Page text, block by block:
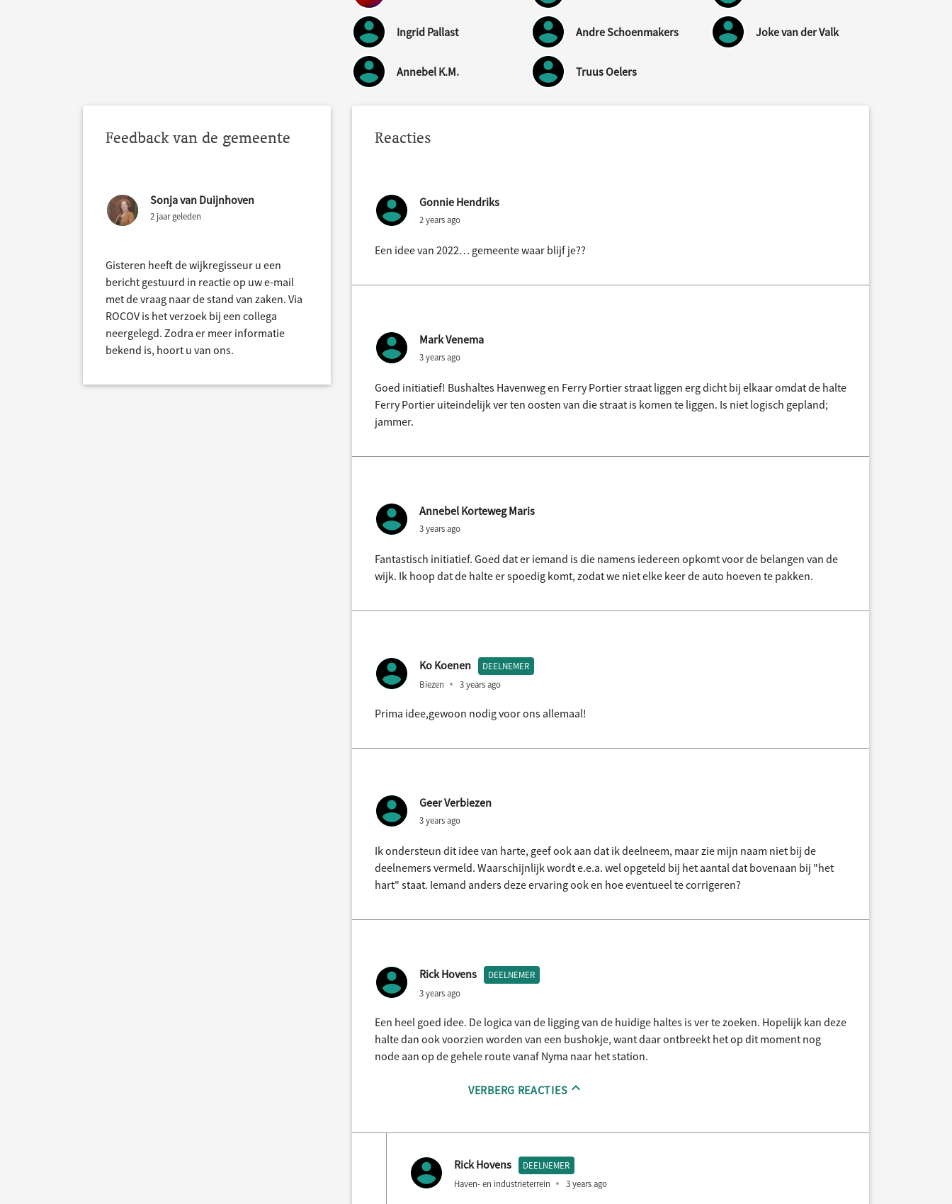
Ingrid Pallast Andre Schoenmakers Joke van der Valk
Annebel K.M. Truus Oelers
Feedback van de gemeente
Sonja van Duijnhoven
2 jaar geleden
Gisteren heeft de wijkregisseur u een
bericht gestuurd in reactie op uw e-mail
met de vraag naar de stand van zaken. Via
ROCOV is het verzoek bij een collega
neergelegd. Zodra er meer informatie
bekend is, hoort u van ons.
Reacties
Gonnie Hendriks
2 years ago
Een idee van 2022… gemeente waar blijf je??
Mark Venema
3 years ago
Goed initiatief! Bushaltes Havenweg en Ferry Portier straat liggen erg dicht bij elkaar omdat de halte
Ferry Portier uiteindelijk ver ten oosten van die straat is komen te liggen. Is niet logisch gepland;
jammer.
Annebel Korteweg Maris
3 years ago
Fantastisch initiatief. Goed dat er iemand is die namens iedereen opkomt voor de belangen van de
wijk. Ik hoop dat de halte er spoedig komt, zodat we niet elke keer de auto hoeven te pakken.
Ko Koenen DEELNEMER
Biezen 3 years ago
Prima idee,gewoon nodig voor ons allemaal!
Geer Verbiezen
3 years ago
Ik ondersteun dit idee van harte, geef ook aan dat ik deelneem, maar zie mijn naam niet bij de
deelnemers vermeld. Waarschijnlijk wordt e.e.a. wel opgeteld bij het aantal dat bovenaan bij "het
hart" staat. Iemand anders deze ervaring ook en hoe eventueel te corrigeren?
Rick Hovens DEELNEMER
3 years ago
Een heel goed idee. De logica van de ligging van de huidige haltes is ver te zoeken. Hopelijk kan deze
halte dan ook voorzien worden van een bushokje, want daar ontbreekt het op dit moment nog
node aan op de gehele route vanaf Nyma naar het station.
VERBERG REACTIES
Rick Hovens DEELNEMER
Haven- en industrieterrein 3 years ago